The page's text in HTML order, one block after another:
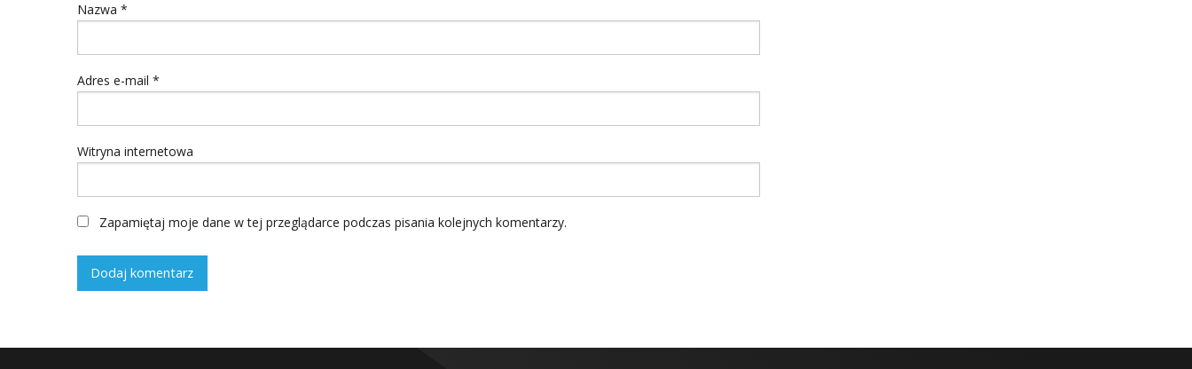
Nazwa *
Adres e-mail *
Witryna internetowa
Zapamiętaj moje dane w tej przeglądarce podczas pisania kolejnych komentarzy.